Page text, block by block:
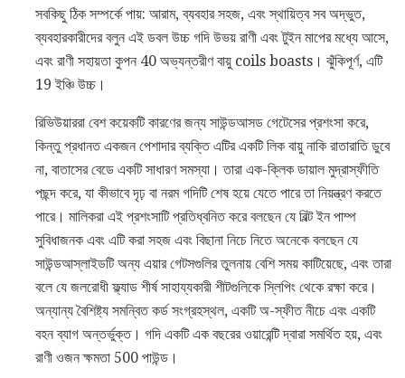
সবকিছু ঠিক সম্পর্কে পায়: আরাম, ব্যবহার সহজ, এবং স্থায়িত্ব সব অদ্ভুত,
ব্যবহারকারীদের বলুন এই ডবল উচ্চ গদি উভয় রাণী এবং টুইন মাপের মধ্যে আসে,
এবং রাণী সহায়তা কুপন 40 অভ্যন্তরীণ বায়ু coils boasts। ঝুঁকিপূর্ণ, এটি
19 ইঞ্চি উচ্চ।
রিভিউয়াররা বেশ কয়েকটি কারণের জন্য সাউন্ডআসড গেটেসের প্রশংসা করে,
কিন্তু প্রধানত একজন পেশাদার ব্যক্তি এটির একটি লিক বায়ু নাকি রাতারাতি ডুবে
না, বাতাসের বেডে একটি সাধারণ সমস্যা। তারা এক-ক্লিক ডায়াল মুদ্রাস্ফীতি
পছন্দ করে, যা কীভাবে দৃঢ় বা নরম গদিটি শেষ হয়ে যেতে পারে তা নিয়ন্ত্রণ করতে
পারে। মালিকরা এই প্রশংসাটি প্রতিধ্বনিত করে বলছেন যে বিল্ট ইন পাম্প
সুবিধাজনক এবং এটি করা সহজ এবং বিছানা নিচে নিতে অনেকে বলছেন যে
সাউন্ডআস্লাইডটি অন্য এয়ার গেটসগুলির তুলনায় বেশি সময় কাটিয়েছে, এবং তারা
বলে যে জলরোধী ফ্ল্যাড শীর্ষ সাহায্যকারী শীটগুলিকে স্লিপিং থেকে রক্ষা করে।
অন্যান্য বৈশিষ্ট্য সমন্বিত কর্ড সংগ্রহস্থল, একটি অ-স্ফীত নীচে এবং একটি
বহন ব্যাগ অন্তর্ভুক্ত। গদি একটি এক বছরের ওয়ারেন্টি দ্বারা সমর্থিত হয়, এবং
রাণী ওজন ক্ষমতা 500 পাউন্ড।